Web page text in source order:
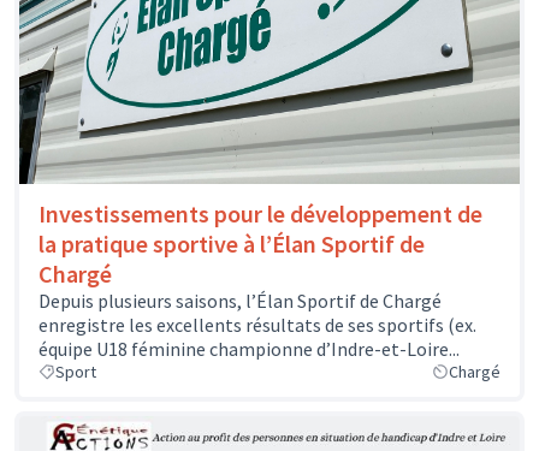
Investissements pour le développement de
la pratique sportive à l’Élan Sportif de
Chargé
Depuis plusieurs saisons, l’Élan Sportif de Chargé
enregistre les excellents résultats de ses sportifs (ex.
équipe U18 féminine championne d’Indre-et-Loire...
Sport Chargé